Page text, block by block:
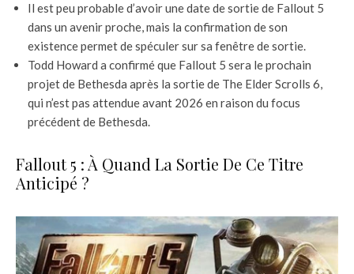
Il est peu probable d’avoir une date de sortie de Fallout 5
dans un avenir proche, mais la confirmation de son
existence permet de spéculer sur sa fenêtre de sortie.
Todd Howard a confirmé que Fallout 5 sera le prochain
projet de Bethesda après la sortie de The Elder Scrolls 6,
qui n’est pas attendue avant 2026 en raison du focus
précédent de Bethesda.
Fallout 5 : À Quand La Sortie De Ce Titre
Anticipé ?